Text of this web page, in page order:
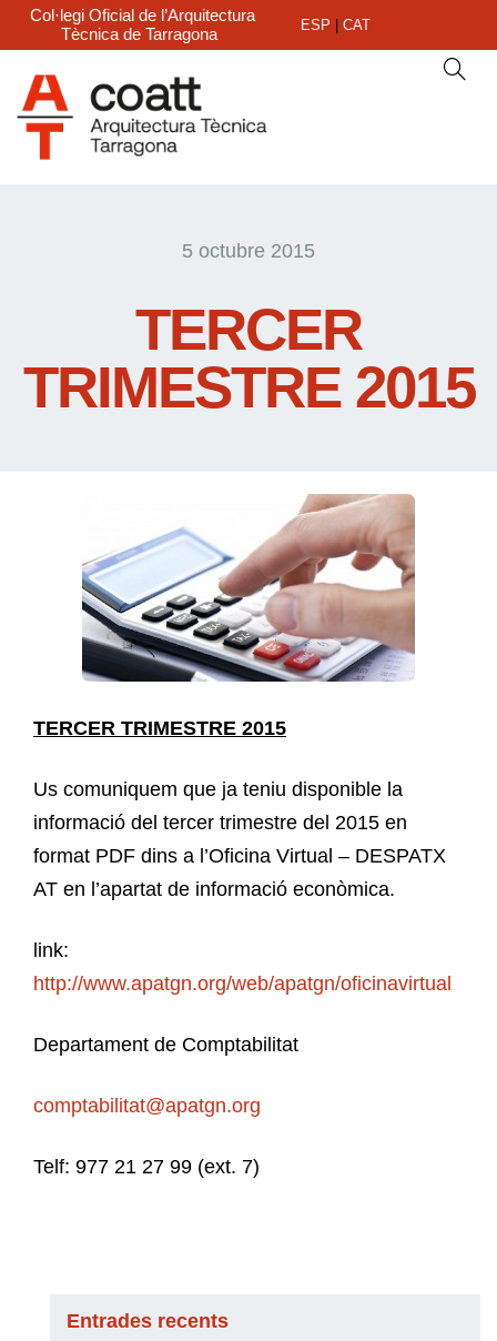
Col·legi Oficial de l’Arquitectura
Tècnica de Tarragona
ESP CAT
5 octubre 2015
TERCER
TRIMESTRE 2015
TERCER TRIMESTRE 2015
Us comuniquem que ja teniu disponible la
informació del tercer trimestre del 2015 en
format PDF dins a l’Oficina Virtual – DESPATX
AT en l’apartat de informació econòmica.
link:
http://www.apatgn.org/web/apatgn/oficinavirtual
Departament de Comptabilitat
comptabilitat@apatgn.org
Telf: 977 21 27 99 (ext. 7)
Entrades recents